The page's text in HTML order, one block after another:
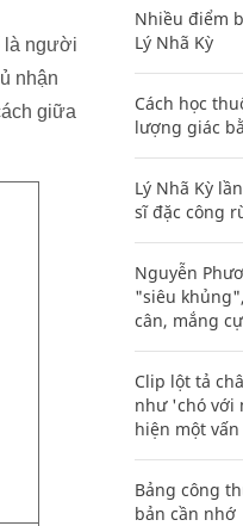
là người
nhận
giữa
Nhiều điểm
Lý Nhã Kỳ
Cách học
lượng giác
Lý Nhã Kỳ
sĩ đặc công
Nguyễn
"siêu
cân, mắng
Clip lột tả
như 'chó với
hiện một
Bảng công
bản cần nhớ